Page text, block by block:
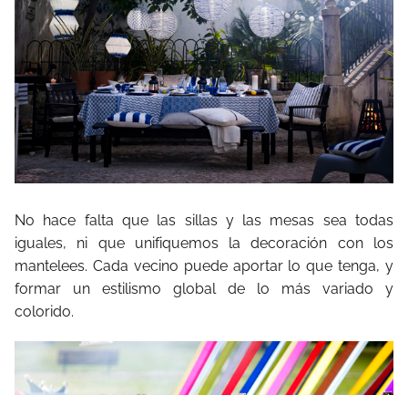
No hace falta que las sillas y las mesas sea todas
iguales, ni que unifiquemos la decoración con los
mantelees. Cada vecino puede aportar lo que tenga, y
formar un estilismo global de lo más variado y
colorido.